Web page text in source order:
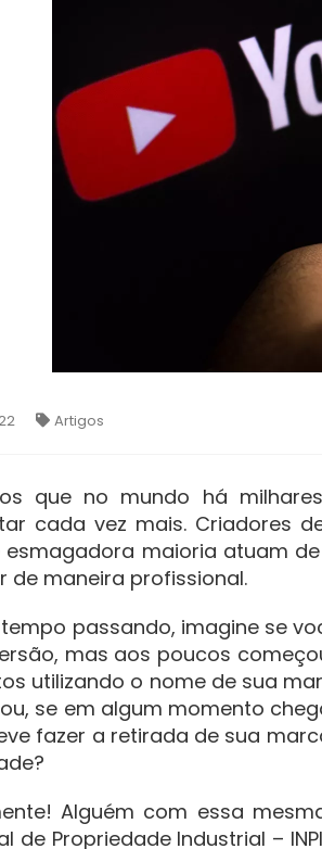
Artigos
que no mundo há
cada vez mais. Criadores
esmagadora maioria atuam
de maneira profissional.
passando, imagine se
mas aos poucos
utilizando o nome de sua
se em algum momento
fazer a retirada de sua
Alguém com essa
de Propriedade Industrial –